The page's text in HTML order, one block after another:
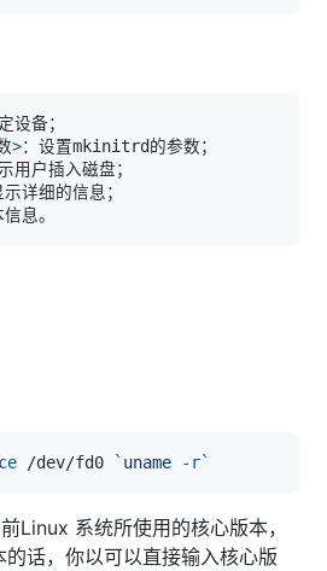
>
/dev/fd0 ` uname -r`
Linux 系统所使用的核心版本，
话，你以可以直接输入核心版